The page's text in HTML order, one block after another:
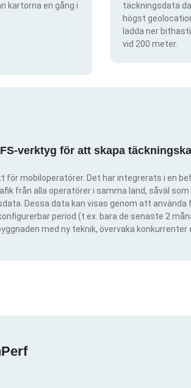
kartorna en gång i
täckningsdata
högst
ladda ner
vid 200 meter.
verktyg för att skapa
mobiloperatörer. Det har integrerats i en
från alla operatörer i samma land, såväl
Dessa data kan visas genom att använda
konfigurerbar period (t.ex. bara de senaste 2
med ny teknik, övervaka konkurrenter